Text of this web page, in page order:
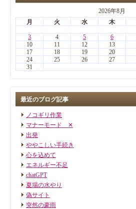
2026年8月
月
火 水 木
3
4 5 6
10
11 12 13
17
18 19 20
24
25 26 27
31
最近のブログ記事
ノコギリ作業
マナーモード ✕
出発
ややこしい手続き
心を込めて
エネルギー不足
chatGPT
夏場の水やり
偽サイト
突然の豪雨